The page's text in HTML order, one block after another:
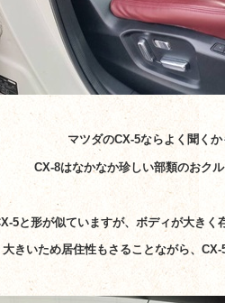
マツダのCX-5ならよく聞く
CX-8はなかなか珍しい部類のおク
5と形が似ていますが、ボディが大きく
大きいため居住性もさることながら、